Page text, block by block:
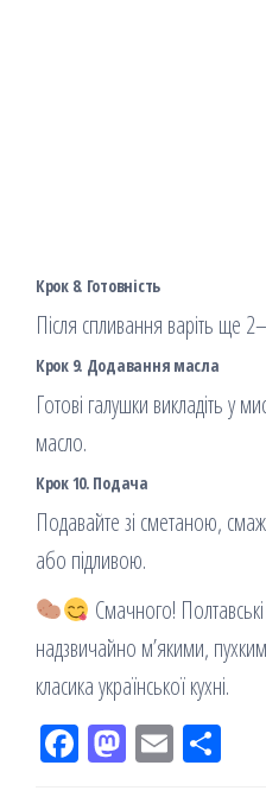
Крок 8. Готовність
Після спливання варіть ще
Крок 9. Додавання масла
Готові галушки викладіть у
масло.
Крок 10. Подача
Подавайте зі сметаною,
або підливою.
Смачного!
надзвичайно м’якими,
класика української кухні.
Fac M Em